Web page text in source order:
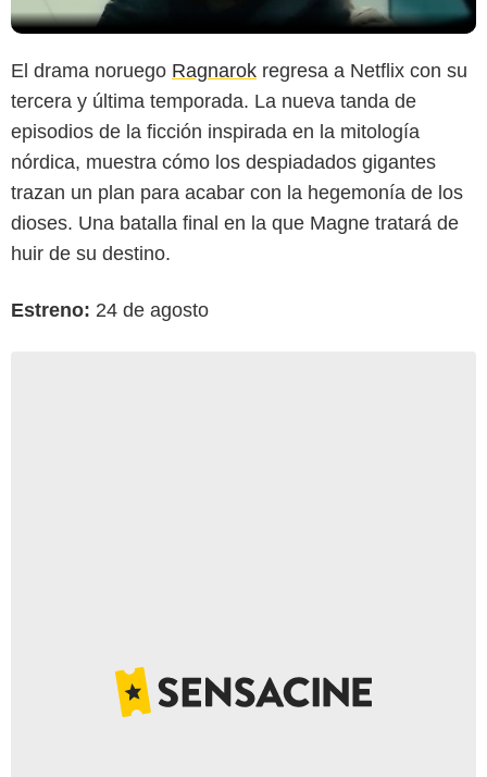
El drama noruego Ragnarok regresa a Netflix con su
tercera y última temporada. La nueva tanda de
episodios de la ficción inspirada en la mitología
nórdica, muestra cómo los despiadados gigantes
trazan un plan para acabar con la hegemonía de los
dioses. Una batalla final en la que Magne tratará de
huir de su destino.
Estreno: 24 de agosto